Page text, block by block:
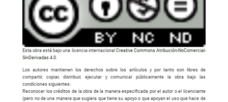
Esta obra está bajo una licencia internacionalCreative Commons Atribución-NoComercial-
SinDerivadas 4.0.
Los autores mantienen los derechos sobre los artículos y por tanto son libres de
compartir, copiar, distribuir, ejecutar y comunicar públicamente la obra bajo las
condiciones siguientes:
Reconocer los créditos de la obra de la manera especificada por el autor o el licenciante
(pero no de una manera que sugiera que tiene su apoyo o que apoyan el uso que hace de